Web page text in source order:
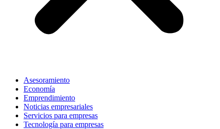
Asesoramiento
Economía
Emprendimiento
Noticias empresariales
Servicios para empresas
Tecnología para empresas